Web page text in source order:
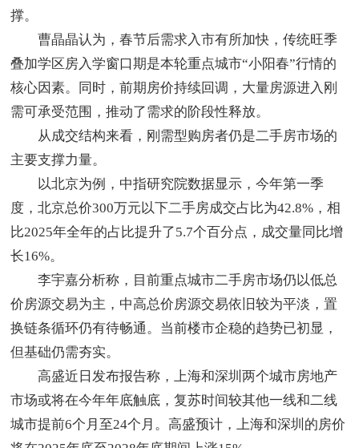
撑。
曹晶晶认为，春节后需求入市有所加快，传统旺季
叠加学区房入学窗口期是本轮重点城市“小阳春”行情的
核心因素。同时，前期房价持续回调，大量房源进入刚
需可承受范围，推动了需求的阶段性释放。
从成交结构来看，刚需型购房者仍是二手房市场的
主要支撑力量。
以北京为例，中指研究院数据显示，今年第一季
度，北京总价300万元以下二手房成交占比为42.8%，相
比2025年全年的占比提升了5.7个百分点，成交量同比增
长16%。
李宇嘉分析称，目前重点城市二手房市场仍以低总
价房源交易为主，中高总价房源交易依旧较为平淡，置
换链条循环仍有待畅通。当前楼市企稳的趋势已初显，
但基础仍需夯实。
高盛近日发布报告称，上海和深圳两个城市房地产
市场或将在今年年底触底，复苏时间较其他一线和二线
城市提前6个月至24个月。高盛预计，上海和深圳的房价